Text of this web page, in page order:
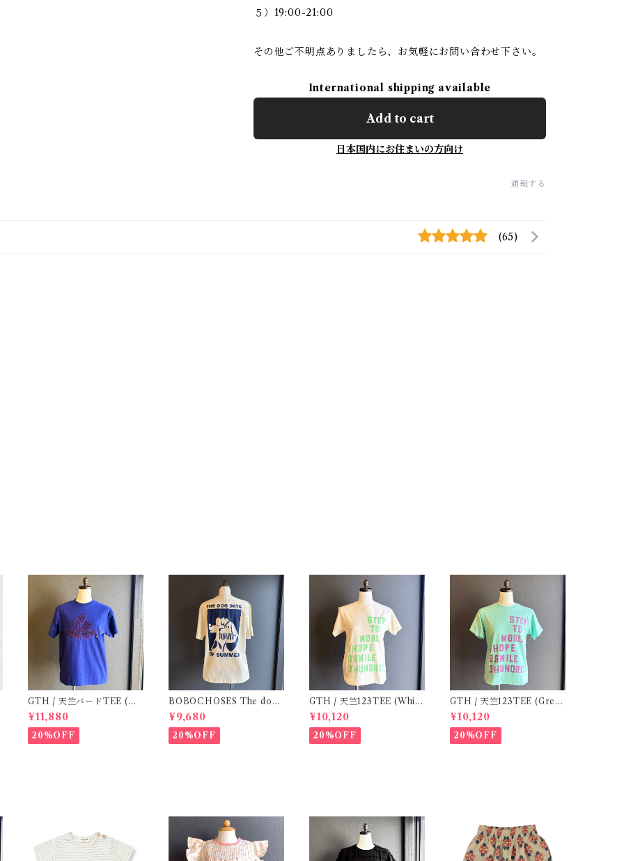
５）19:00-21:00
その他ご不明点ありましたら、お気軽にお問い合わせ下さい。
International shipping available
Add to cart
日本国内にお住まいの方向け
通報する
(65)
GTH / 天竺バードTEE (Na
vyBL) / Size２
¥11,880
20%OFF
BOBOCHOSES The dog
day of summer unisex T-
shirt / S.M
¥9,680
20%OFF
GTH / 天竺123TEE (Whit
e) / Size 1
¥10,120
20%OFF
GTH / 天竺123TEE (Gree
n) / Size 1
¥10,120
20%OFF